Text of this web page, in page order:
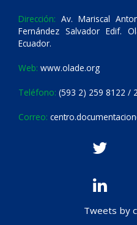
Dirección: Av. Mariscal
Fernández Salvador Edif.
Ecuador.
Web: www.olade.org
Teléfono: (593 2) 259 8122 /
Correo:
Tweets by